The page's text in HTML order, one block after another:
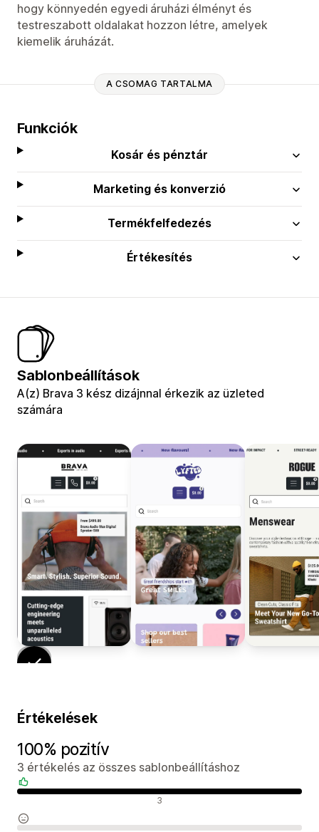
hogy könnyedén egyedi áruházi élményt és
testreszabott oldalakat hozzon létre, amelyek
kiemelik áruházát.
A CSOMAG TARTALMA
Funkciók
Kosár és pénztár
Marketing és konverzió
Termékfelfedezés
Értékesítés
Sablonbeállítások
A(z) Brava 3 kész dizájnnal érkezik az üzleted
számára
Értékelések
100% pozitív
3 értékelés az összes sablonbeállításhoz
3